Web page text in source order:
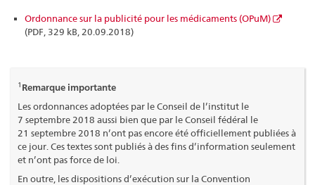
Ordonnance sur la publicité pour les médicaments (OPuM)
(PDF, 329 kB, 20.09.2018)
1 Remarque importante
Les ordonnances adoptées par le Conseil de l’institut le
7 septembre 2018 aussi bien que par le Conseil fédéral le
21 septembre 2018 n’ont pas encore été officiellement publiées à
ce jour. Ces textes sont publiés à des fins d’information seulement
et n’ont pas force de loi.
En outre, les dispositions d’exécution sur la Convention